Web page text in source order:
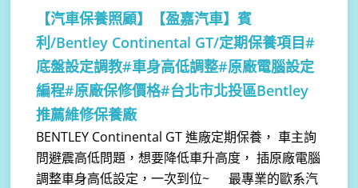
【汽車保養照顧】
【盈嘉汽車】賓
利/Bentley Continental GT/定期保養項目#
底盤設定調教#車身高低調整#原廠電腦設定
編程#原廠保修價格#台北市北投區Bentley
推薦維修保養廠
BENTLEY Continental GT 進廠定期保養， 車主詢
問避震高低問題，想要降低車升高度， 插原廠電腦
調整車身高低設定，一次到位~ 最專業的歐系汽